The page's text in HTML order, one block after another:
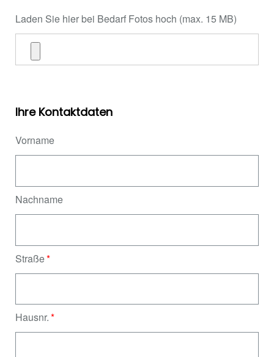
Laden Sie hier bei Bedarf Fotos hoch (max. 15 MB)
Ihre Kontaktdaten
Vorname
Nachname
Straße
Hausnr.